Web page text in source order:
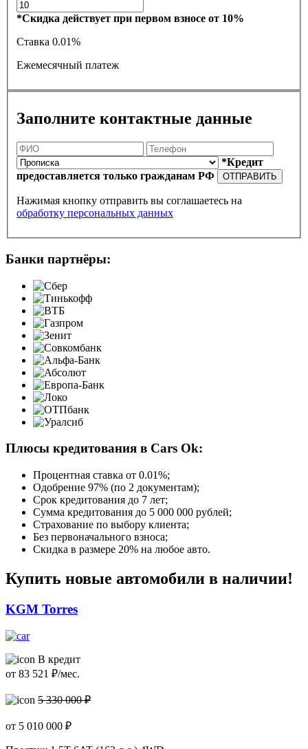
*Скидка действует при первом взносе от 10%
Ставка 0.01%
Ежемесячный платеж
Заполните контактные данные
*Кредит
предоставляется только гражданам РФ
ОТПРАВИТЬ
Нажимая кнопку отправить вы соглашаетесь на
обработку персональных данных
Банки партнёры:
Плюсы кредитования в Cars Ok:
Процентная ставка от 0.01%;
Одобрение 97% (по 2 документам);
Срок кредитования до 7 лет;
Сумма кредитования до 5 000 000 рублей;
Страхование по выбору клиента;
Без первоначального взноса;
Скидка в размере 20% на любое авто.
Купить новые автомобили в наличии!
KGM Torres
В кредит
от 83 521 ₽/мес.
5 330 000 ₽
от 5 010 000 ₽